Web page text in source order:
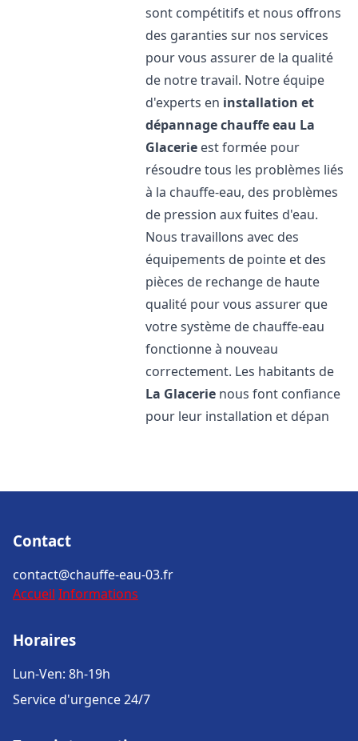
sont compétitifs et nous offrons
des garanties sur nos services
pour vous assurer de la qualité
de notre travail. Notre équipe
d'experts en installation et
dépannage chauffe eau La
Glacerie est formée pour
résoudre tous les problèmes liés
à la chauffe-eau, des problèmes
de pression aux fuites d'eau.
Nous travaillons avec des
équipements de pointe et des
pièces de rechange de haute
qualité pour vous assurer que
votre système de chauffe-eau
fonctionne à nouveau
correctement. Les habitants de
La Glacerie nous font confiance
pour leur installation et dépan
Contact
contact@chauffe-eau-03.fr
Accueil Informations
Horaires
Lun-Ven: 8h-19h
Service d'urgence 24/7